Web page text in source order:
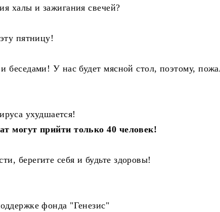
халы и зажигания свечей?
пятницу!
беседами! У нас будет мясной стол, поэтому,
ухудшается!
могут прийти только 40 человек!
берегите себя и будьте здоровы!
фонда "Генезис"